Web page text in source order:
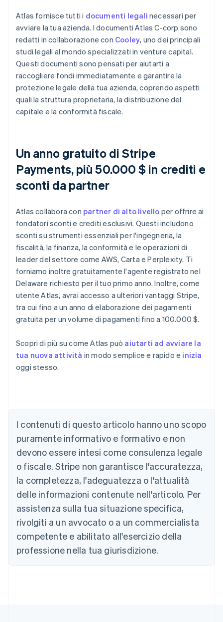
Atlas fornisce tutti i documenti legali necessari per
avviare la tua azienda. I documenti Atlas C-corp sono
redatti in collaborazione con Cooley, uno dei principali
studi legali al mondo specializzati in venture capital.
Questi documenti sono pensati per aiutarti a
raccogliere fondi immediatamente e garantire la
protezione legale della tua azienda, coprendo aspetti
quali la struttura proprietaria, la distribuzione del
capitale e la conformità fiscale.
Un anno gratuito di Stripe
Payments, più 50.000 $ in crediti e
sconti da partner
Atlas collabora con partner di alto livello per offrire ai
fondatori sconti e crediti esclusivi. Questi includono
sconti su strumenti essenziali per l'ingegneria, la
fiscalità, la finanza, la conformità e le operazioni di
leader del settore come AWS, Carta e Perplexity. Ti
forniamo inoltre gratuitamente l'agente registrato nel
Delaware richiesto per il tuo primo anno. Inoltre, come
utente Atlas, avrai accesso a ulteriori vantaggi Stripe,
tra cui fino a un anno di elaborazione dei pagamenti
gratuita per un volume di pagamenti fino a 100.000 $.
Scopri di più su come Atlas può aiutarti ad avviare la
tua nuova attività in modo semplice e rapido e inizia
oggi stesso.
I contenuti di questo articolo hanno uno scopo
puramente informativo e formativo e non
devono essere intesi come consulenza legale
o fiscale. Stripe non garantisce l'accuratezza,
la completezza, l'adeguatezza o l'attualità
delle informazioni contenute nell'articolo. Per
assistenza sulla tua situazione specifica,
rivolgiti a un avvocato o a un commercialista
competente e abilitato all'esercizio della
professione nella tua giurisdizione.
Australia
Austria
DeutschEnglish
Belgio
Brasile
PortuguêsEnglish
Bulgaria
English
Canada
EnglishFrançais
Cina continentale
简体中文English
Cipro